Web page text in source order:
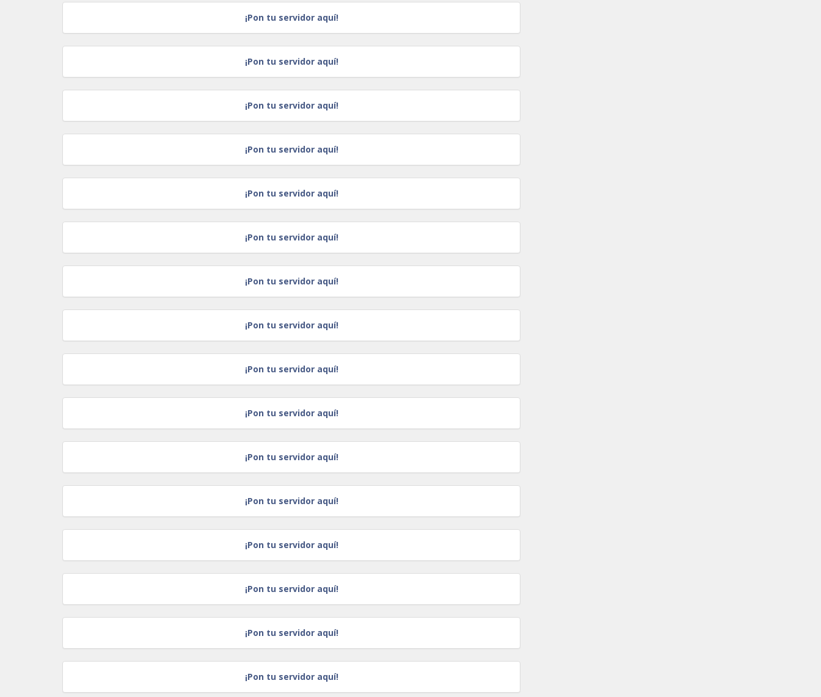
¡Pon tu servidor aquí!
¡Pon tu servidor aquí!
¡Pon tu servidor aquí!
¡Pon tu servidor aquí!
¡Pon tu servidor aquí!
¡Pon tu servidor aquí!
¡Pon tu servidor aquí!
¡Pon tu servidor aquí!
¡Pon tu servidor aquí!
¡Pon tu servidor aquí!
¡Pon tu servidor aquí!
¡Pon tu servidor aquí!
¡Pon tu servidor aquí!
¡Pon tu servidor aquí!
¡Pon tu servidor aquí!
¡Pon tu servidor aquí!